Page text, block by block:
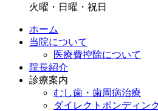
火曜・日曜・祝日
ホーム
当院について
医療費控除について
院長紹介
診療案内
むし歯・歯周病治療
ダイレクトボンディン